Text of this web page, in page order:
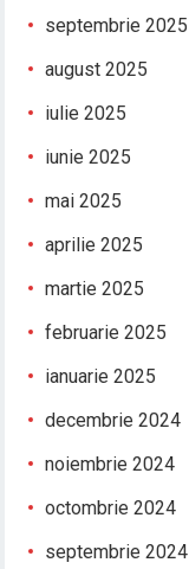
septembrie 2025
august 2025
iulie 2025
iunie 2025
mai 2025
aprilie 2025
martie 2025
februarie 2025
ianuarie 2025
decembrie 2024
noiembrie 2024
octombrie 2024
septembrie 2024